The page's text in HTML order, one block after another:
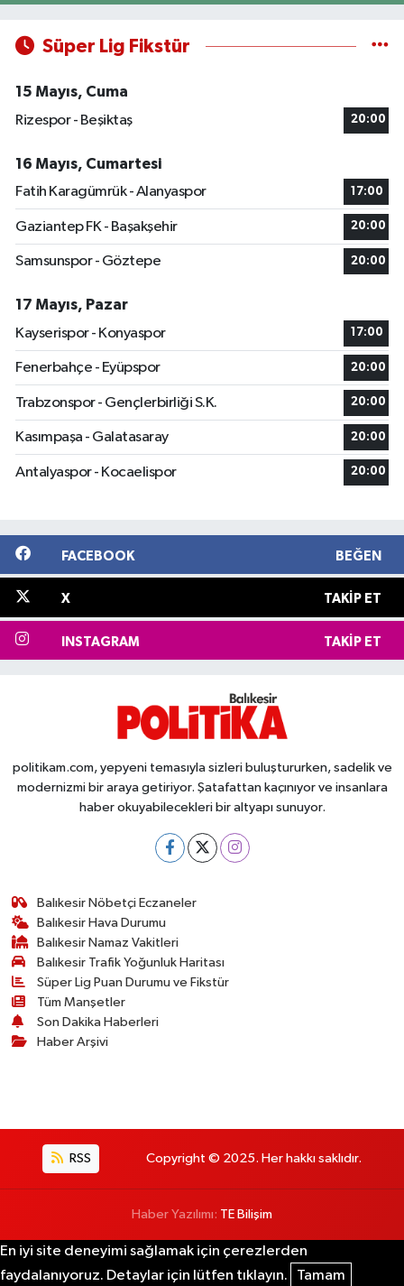
Süper Lig Fikstür
15 Mayıs, Cuma
Rizespor - Beşiktaş
20:00
16 Mayıs, Cumartesi
Fatih Karagümrük - Alanyaspor
17:00
Gaziantep FK - Başakşehir 20:00
Samsunspor - Göztepe 20:00
17 Mayıs, Pazar
Kayserispor - Konyaspor
17:00
Fenerbahçe - Eyüpspor 20:00
Trabzonspor - Gençlerbirliği S.K. 20:00
Kasımpaşa - Galatasaray 20:00
Antalyaspor - Kocaelispor 20:00
FACEBOOK BEĞEN
X TAKIP ET
INSTAGRAM TAKIP ET
politikam.com, yepyeni temasıyla sizleri buluştururken, sadelik ve
modernizmi bir araya getiriyor. Şatafattan kaçınıyor ve insanlara
haber okuyabilecekleri bir altyapı sunuyor.
Balıkesir Nöbetçi Eczaneler
Balıkesir Hava Durumu
Balıkesir Namaz Vakitleri
Balıkesir Trafik Yoğunluk Haritası
Süper Lig Puan Durumu ve Fikstür
Tüm Manşetler
Son Dakika Haberleri
Haber Arşivi
RSS Copyright © 2025. Her hakkı saklıdır.
Haber Yazılımı: TE Bilişim
En iyi site deneyimi sağlamak için çerezlerden
faydalanıyoruz. Detaylar için lütfen tıklayın.
Tamam